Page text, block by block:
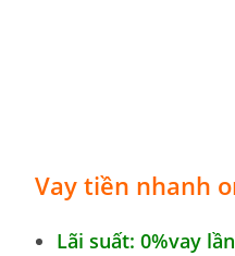
Vay tiền nhanh
Lãi suất: 0%vay